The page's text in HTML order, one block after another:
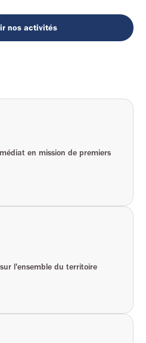
nos activités
en mission de premiers
l'ensemble du territoire